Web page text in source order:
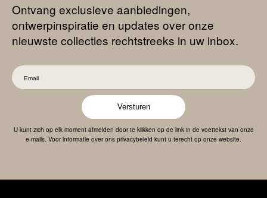
Ontvang exclusieve aanbiedingen,
ontwerpinspiratie en updates over onze
nieuwste collecties rechtstreeks in uw inbox.
Versturen
U kunt zich op elk moment afmelden door te klikken op de link in de voettekst van onze
e-mails. Voor informatie over ons privacybeleid kunt u terecht op onze website.